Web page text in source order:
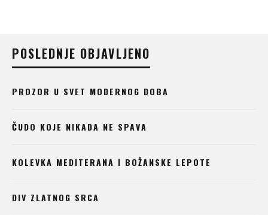
POSLEDNJE OBJAVLJENO
PROZOR U SVET MODERNOG DOBA
ČUDO KOJE NIKADA NE SPAVA
KOLEVKA MEDITERANA I BOŽANSKE LEPOTE
DIV ZLATNOG SRCA